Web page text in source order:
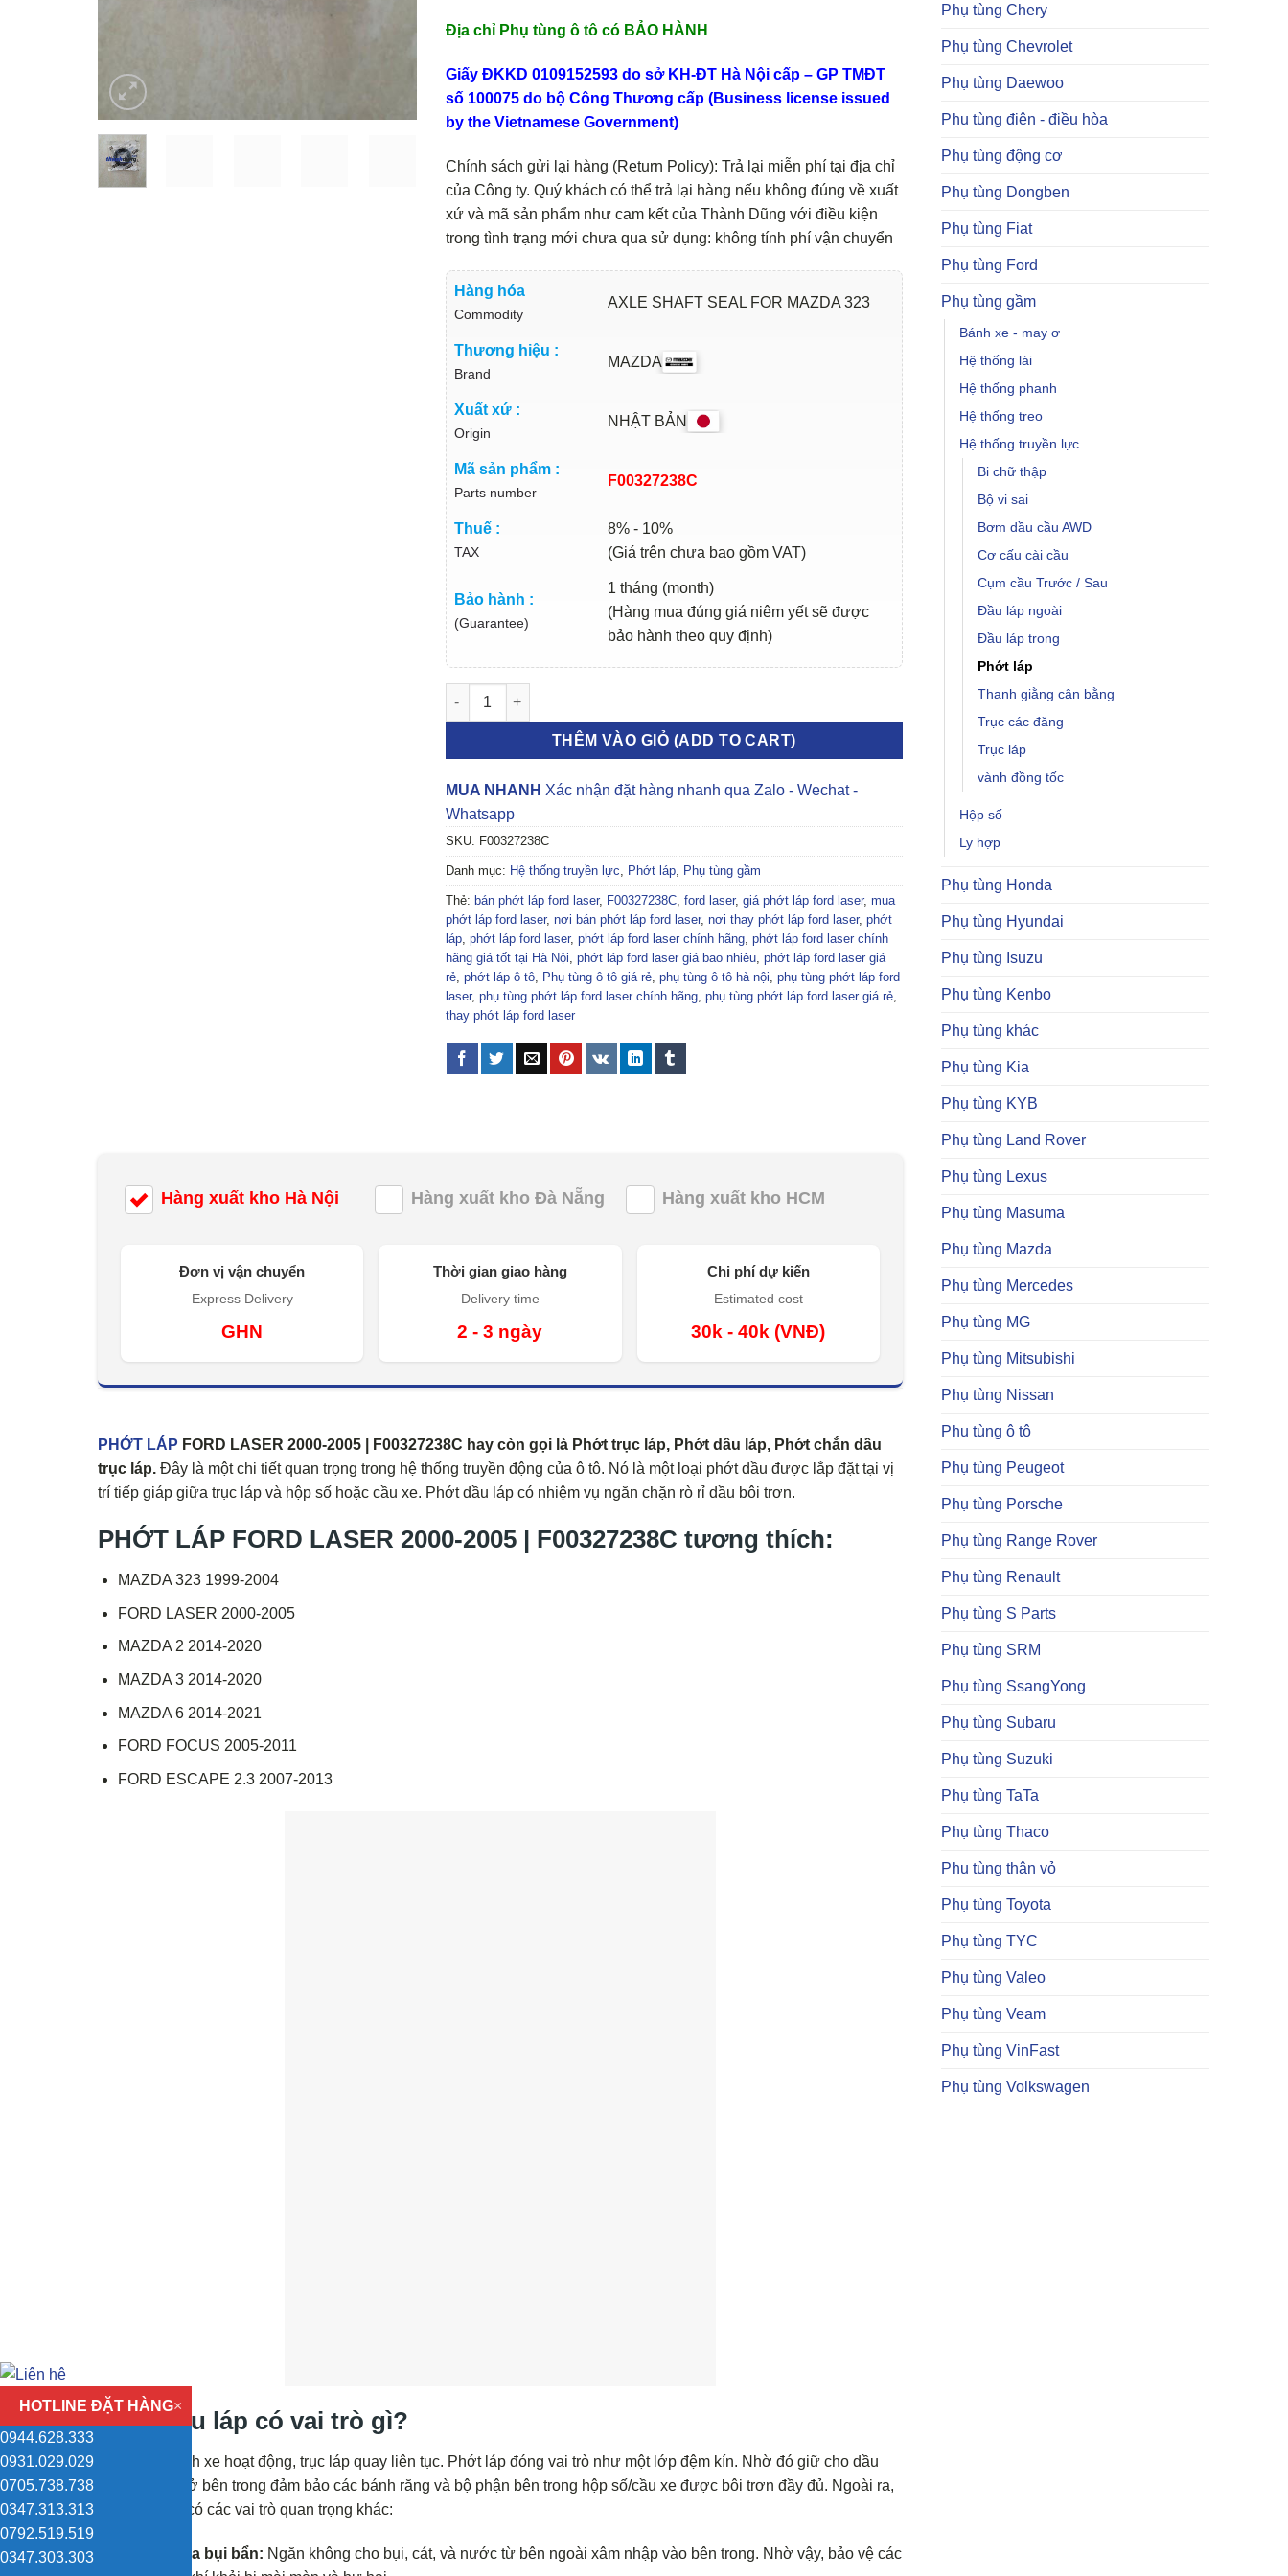
Phụ tùng Chery
Phụ tùng Chevrolet
Phụ tùng Daewoo
Phụ tùng điện - điều hòa
Phụ tùng động cơ
Phụ tùng Dongben
Phụ tùng Fiat
Phụ tùng Ford
Phụ tùng gầm
Bánh xe - may ơ
Hệ thống lái
Hệ thống phanh
Hệ thống treo
Hệ thống truyền lực
Bi chữ thập
Bộ vi sai
Bơm dầu cầu AWD
Cơ cấu cài cầu
Cụm cầu Trước / Sau
Đầu láp ngoài
Đầu láp trong
Phớt láp
Thanh giằng cân bằng
Trục các đăng
Trục láp
vành đồng tốc
Hộp số
Ly hợp
Phụ tùng Honda
Phụ tùng Hyundai
Phụ tùng Isuzu
Phụ tùng Kenbo
Phụ tùng khác
Phụ tùng Kia
Phụ tùng KYB
Phụ tùng Land Rover
Phụ tùng Lexus
Phụ tùng Masuma
Phụ tùng Mazda
Phụ tùng Mercedes
Phụ tùng MG
Phụ tùng Mitsubishi
Phụ tùng Nissan
Phụ tùng ô tô
Phụ tùng Peugeot
Phụ tùng Porsche
Phụ tùng Range Rover
Phụ tùng Renault
Phụ tùng S Parts
Phụ tùng SRM
Phụ tùng SsangYong
Phụ tùng Subaru
Phụ tùng Suzuki
Phụ tùng TaTa
Phụ tùng Thaco
Phụ tùng thân vỏ
Phụ tùng Toyota
Phụ tùng TYC
Phụ tùng Valeo
Phụ tùng Veam
Phụ tùng VinFast
Phụ tùng Volkswagen
Địa chỉ Phụ tùng ô tô có BẢO HÀNH
Giấy ĐKKD 0109152593 do sở KH-ĐT Hà Nội cấp – GP TMĐT
số 100075 do bộ Công Thương cấp (Business license issued
by the Vietnamese Government)
Chính sách gửi lại hàng (Return Policy): Trả lại miễn phí tại địa chỉ
của Công ty. Quý khách có thể trả lại hàng nếu không đúng về xuất
xứ và mã sản phẩm như cam kết của Thành Dũng với điều kiện
trong tình trạng mới chưa qua sử dụng: không tính phí vận chuyển
Hàng hóa
Commodity
AXLE SHAFT SEAL FOR MAZDA 323
Thương hiệu :
Brand
MAZDA
Xuất xứ :
Origin
NHẬT BẢN
Mã sản phẩm :
Parts number
F00327238C
Thuế :
TAX
8% - 10%
(Giá trên chưa bao gồm VAT)
Bảo hành :
(Guarantee)
1 tháng (month)
(Hàng mua đúng giá niêm yết sẽ được
bảo hành theo quy định)
PHỚT LÁP FORD LASER 2000-2005 | F00327238C số lượng
THÊM VÀO GIỎ (ADD TO CART)
MUA NHANH Xác nhận đặt hàng nhanh qua Zalo - Wechat -
Whatsapp
SKU: F00327238C
Danh mục: Hệ thống truyền lực, Phớt láp, Phụ tùng gầm
Thẻ: bán phớt láp ford laser, F00327238C, ford laser, giá phớt láp ford laser, mua
phớt láp ford laser, nơi bán phớt láp ford laser, nơi thay phớt láp ford laser, phớt
láp, phớt láp ford laser, phớt láp ford laser chính hãng, phớt láp ford laser chính
hãng giá tốt tại Hà Nội, phớt láp ford laser giá bao nhiêu, phớt láp ford laser giá
rẻ, phớt láp ô tô, Phụ tùng ô tô giá rẻ, phụ tùng ô tô hà nội, phụ tùng phớt láp ford
laser, phụ tùng phớt láp ford laser chính hãng, phụ tùng phớt láp ford laser giá rẻ,
thay phớt láp ford laser
Hàng xuất kho Hà Nội Hàng xuất kho Đà Nẵng Hàng xuất kho HCM
Đơn vị vận chuyển
Express Delivery
GHN
Thời gian giao hàng
Delivery time
2 - 3 ngày
Chi phí dự kiến
Estimated cost
30k - 40k (VNĐ)
PHỚT LÁP FORD LASER 2000-2005 | F00327238C hay còn gọi là Phớt trục láp, Phớt dầu láp, Phớt chắn dầu
trục láp. Đây là một chi tiết quan trọng trong hệ thống truyền động của ô tô. Nó là một loại phớt dầu được lắp đặt tại vị
trí tiếp giáp giữa trục láp và hộp số hoặc cầu xe. Phớt dầu láp có nhiệm vụ ngăn chặn rò rỉ dầu bôi trơn.
PHỚT LÁP FORD LASER 2000-2005 | F00327238C tương thích:
MAZDA 323 1999-2004
FORD LASER 2000-2005
MAZDA 2 2014-2020
MAZDA 3 2014-2020
MAZDA 6 2014-2021
FORD FOCUS 2005-2011
FORD ESCAPE 2.3 2007-2013
Phớt dầu láp có vai trò gì?
Trong quá trình xe hoạt động, trục láp quay liên tục. Phớt láp đóng vai trò như một lớp đệm kín. Nhờ đó giữ cho dầu
bôi trơn luôn ở bên trong đảm bảo các bánh răng và bộ phận bên trong hộp số/cầu xe được bôi trơn đầy đủ. Ngoài ra,
phớt láp còn có các vai trò quan trọng khác:
Ngăn ngừa bụi bẩn: Ngăn không cho bụi, cát, và nước từ bên ngoài xâm nhập vào bên trong. Nhờ vậy, bảo vệ các
HOTLINE ĐẶT HÀNG×
0944.628.333
0931.029.029
0705.738.738
0347.313.313
0792.519.519
0347.303.303